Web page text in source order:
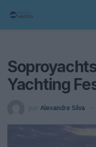
Yachting
por Alexandre Silva